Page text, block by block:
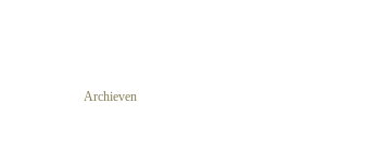
Archieven